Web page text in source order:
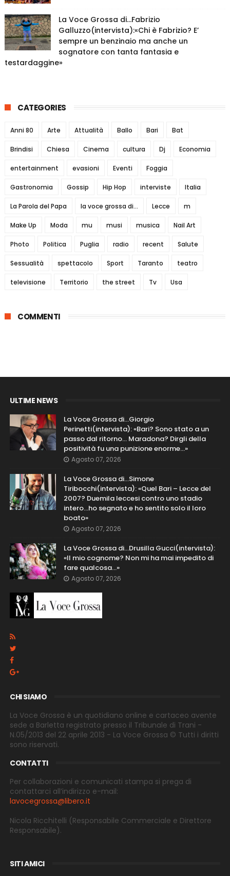
La Voce Grossa di…Fabrizio
Galluzzo(intervista):«Chi è Fabrizio? E’
sempre un benzinaio ma anche un
sognatore con tanta fantasia e
testardaggine»
CATEGORIES
Anni 80 Arte Attualità Ballo Bari Bat
Brindisi Chiesa Cinema cultura Dj Economia
entertainment evasioni Eventi Foggia
Gastronomia Gossip Hip Hop interviste Italia
La Parola del Papa la voce grossa di... Lecce m
Make Up Moda mu musi musica Nail Art
Photo Politica Puglia radio recent Salute
Sessualità spettacolo Sport Taranto teatro
televisione Territorio the street Tv Usa
COMMENTI
ULTIME NEWS
La Voce Grossa di…Giorgio
Perinetti(intervista): «Bari? Sono stato a un
passo dal ritorno... Maradona? Dirgli della
positività fu una punizione enorme…»
Agosto 07, 2026
La Voce Grossa di…Simone
Tiribocchi(intervista): «Quel Bari – Lecce del
2007? Duemila leccesi contro uno stadio
intero...ho segnato e ho sentito solo il loro
boato»
Agosto 07, 2026
La Voce Grossa di…Drusilla Gucci(intervista):
«Il mio cognome? Non mi ha mai impedito di
fare qualcosa…»
Agosto 07, 2026
CHI SIAMO
La Voce Grossa è un quotidiano online e cartaceo avente
sede a Barletta registrato presso il Tribunale di Trani -
N.05/2013 del 22 aprile 2013 - La Voce Grossa © Tutti i diritti
sono riservati.
CONTATTI
Per collaborazioni e comunicati stampa si prega di
contattarci all’indirizzo e-mail:
lavocegrossa@libero.it
Nicola Ricchitelli (Responsabile Commerciale e Direttore
Responsabile).
SITI AMICI